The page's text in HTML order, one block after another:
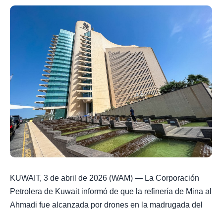
KUWAIT, 3 de abril de 2026 (WAM) — La Corporación
Petrolera de Kuwait informó de que la refinería de Mina al
Ahmadi fue alcanzada por drones en la madrugada del